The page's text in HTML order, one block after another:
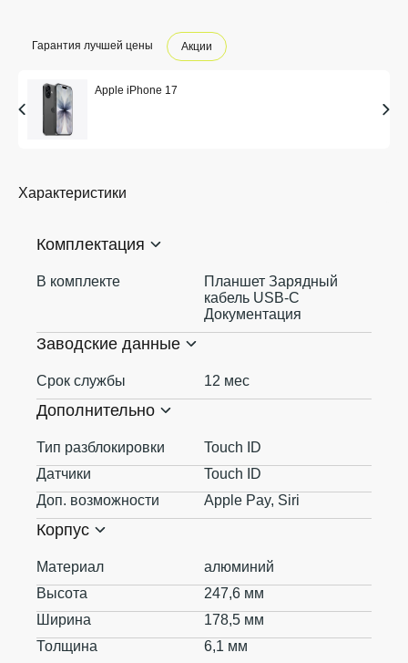
Гарантия лучшей цены Акции
Apple iPhone 17
Характеристики
Комплектация
В комплекте
Планшет Зарядный
кабель USB‑C
Документация
Заводские данные
Срок службы 12 мес
Дополнительно
Тип разблокировки
Touch ID
Датчики
Touch ID
Доп. возможности
Apple Pay, Siri
Корпус
Материал
алюминий
Высота
247,6 мм
Ширина
178,5 мм
Толщина
6,1 мм